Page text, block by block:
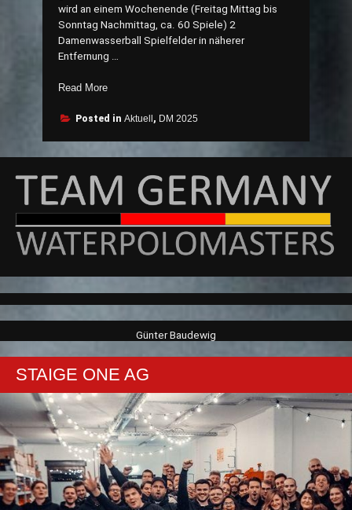
wird an einem Wochenende (Freitag Mittag bis
Sonntag Nachmittag, ca. 60 Spiele) 2
Damenwasserball Spielfelder in näherer
Entfernung …
Read More„AUSRICHTER
!
MASTERS
MEISTERSCHAFT“
Posted in Aktuell , DM 2025
Günter Baudewig
STAIGE ONE AG